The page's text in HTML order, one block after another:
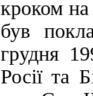
кроком на
був
грудня
Росії та